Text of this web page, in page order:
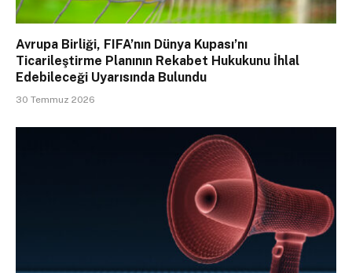
Avrupa Birliği, FIFA’nın Dünya Kupası’nı
Ticarileştirme Planının Rekabet Hukukunu İhlal
Edebileceği Uyarısında Bulundu
30 Temmuz 2026